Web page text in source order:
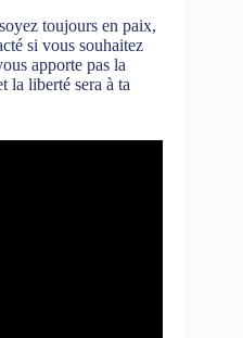
toujours en paix,
si vous souhaitez
apporte pas la
la liberté sera à ta